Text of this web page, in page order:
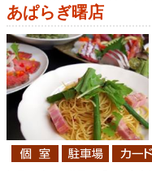
あぱらぎ曙店